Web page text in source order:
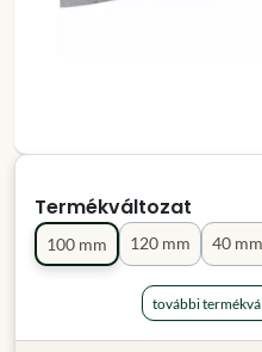
Termékváltozat
100 mm 120 mm 40 mm
további